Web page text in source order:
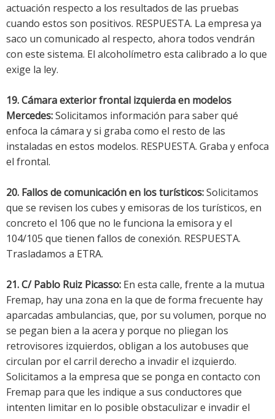
actuación respecto a los resultados de las pruebas
cuando estos son positivos. RESPUESTA. La empresa ya
saco un comunicado al respecto, ahora todos vendrán
con este sistema. El alcoholímetro esta calibrado a lo que
exige la ley.
19. Cámara exterior frontal izquierda en modelos
Mercedes:Solicitamos información para saber qué
enfoca la cámara y si graba como el resto de las
instaladas en estos modelos. RESPUESTA. Graba y enfoca
el frontal.
20. Fallos de comunicación en los turísticos:Solicitamos
que se revisen los cubes y emisoras de los turísticos, en
concreto el 106 que no le funciona la emisora y el
104/105 que tienen fallos de conexión. RESPUESTA.
Trasladamos a ETRA.
21. C/ Pablo Ruiz Picasso: En esta calle, frente a la mutua
Fremap, hay una zona en la que de forma frecuente hay
aparcadas ambulancias, que, por su volumen, porque no
se pegan bien a la acera y porque no pliegan los
retrovisores izquierdos, obligan a los autobuses que
circulan por el carril derecho a invadir el izquierdo.
Solicitamos a la empresa que se ponga en contacto con
Fremap para que les indique a sus conductores que
intenten limitar en lo posible obstaculizar e invadir el